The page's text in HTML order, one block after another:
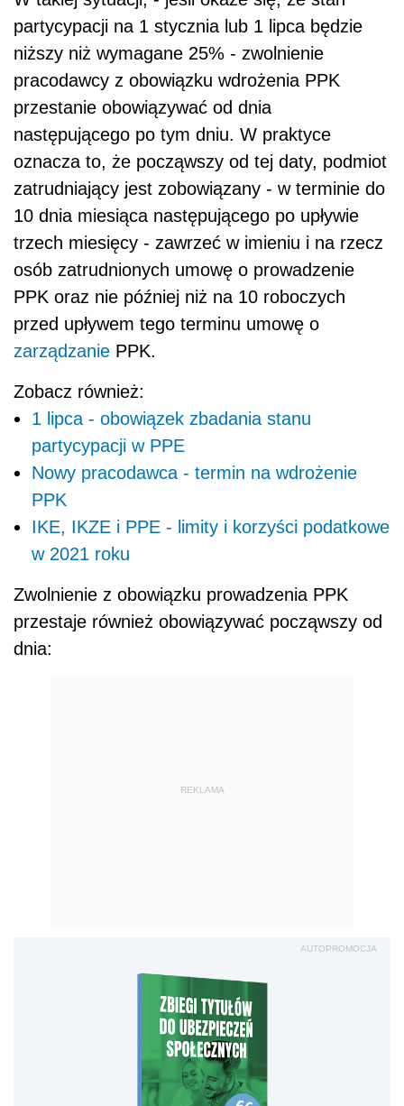
partycypacji na 1 stycznia lub 1 lipca będzie
niższy niż wymagane 25% - zwolnienie
pracodawcy z obowiązku wdrożenia PPK
przestanie obowiązywać od dnia
następującego po tym dniu. W praktyce
oznacza to, że począwszy od tej daty, podmiot
zatrudniający jest zobowiązany - w terminie do
10 dnia miesiąca następującego po upływie
trzech miesięcy - zawrzeć w imieniu i na rzecz
osób zatrudnionych umowę o prowadzenie
PPK oraz nie później niż na 10 roboczych
przed upływem tego terminu umowę o
zarządzanie PPK.
Zobacz również:
1 lipca - obowiązek zbadania stanu
partycypacji w PPE
Nowy pracodawca - termin na wdrożenie
PPK
IKE, IKZE i PPE - limity i korzyści podatkowe
w 2021 roku
Zwolnienie z obowiązku prowadzenia PPK
przestaje również obowiązywać począwszy od
dnia:
REKLAMA
AUTOPROMOCJA